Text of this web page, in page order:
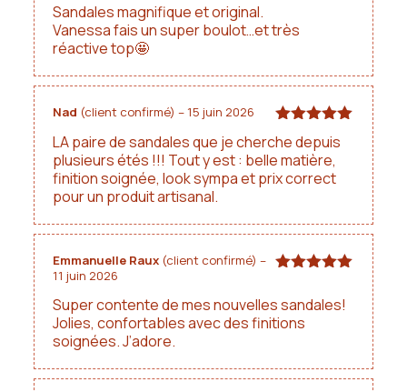
Sandales magnifique et original.
Vanessa fais un super boulot…et très
réactive top🤩
Note
sur
5
Nad (client confirmé) –15 juin 2026
LA paire de sandales que je cherche depuis
plusieurs étés !!! Tout y est : belle matière,
finition soignée, look sympa et prix correct
pour un produit artisanal.
Emmanuelle Raux (client confirmé) –
11 juin 2026
Super contente de mes nouvelles sandales!
Jolies, confortables avec des finitions
soignées. J’adore.